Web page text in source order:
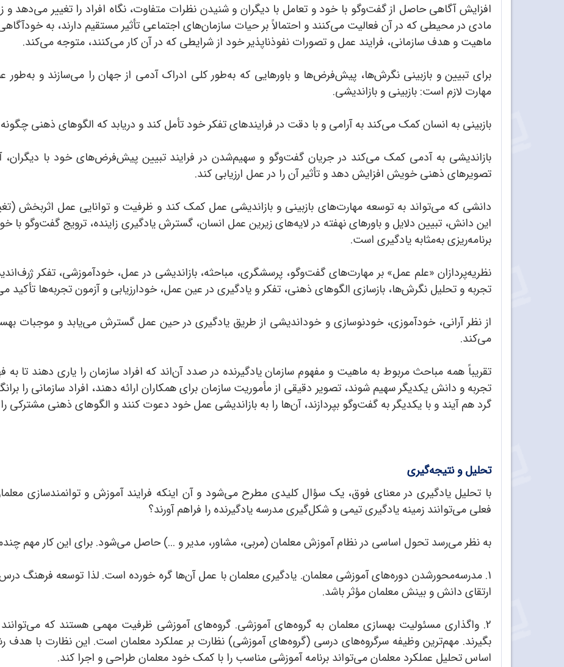
افزایش آگاهی حاصل از گفت‌وگو با خود و تعامل با دیگران و شنیدن نظرات متفاوت، نگاه افراد را تغییر می‌دهد و
مادی در محیطی که در آن فعالیت می‌کنند و احتمالاً بر حیات سازمان‌های اجتماعی تأثیر مستقیم دارند، به
ماهیت و هدف سازمانی، فرایند عمل و تصورات نفوذناپذیر خود از شرایطی که در آن کار می‌کنند، متوجه می‌‌کند.
برای تبیین و بازبینی نگرش‌ها، پیش‌فرض‌ها و باورهایی که به‌طور کلی ادراک آدمی از جهان را می‌سازند و به‌طور
مهارت لازم است: بازبینی و بازاندیشی.
بازبینی به انسان کمک می‌کند به آرامی و با دقت در فرایندهای تفکر خود تأمل کند و دریابد که الگوهای ذهنی
بازاندیشی به آدمی کمک می‌کند در جریان گفت‌وگو و سهیم‌شدن در فرایند تبیین پیش‌فرض‌های خود با
تصویرهای ذهنی خویش افزایش دهد و تأثیر آن را در عمل ارزیابی کند.
دانشی که می‌تواند به توسعه مهارت‌های بازبینی و بازاندیشی عمل کمک کند و ظرفیت و توانایی عمل اثربخش
این دانش، تبیین دلایل و باورهای نهفته در لایه‌های زیرین عمل انسان، گسترش یادگیری زاینده، ترویج گفت‌وگو با
برنامه‌ریزی به‌مثابه یادگیری است.
نظریه‌پردازان «علم عمل» بر مهارت‌های گفت‌وگو، پرسشگری، مباحثه، بازاندیشی در عمل، خودآموزشی، تفکر
تجربه و تحلیل نگرش‌ها، بازسازی الگوهای ذهنی، تفکر و یادگیری در عین عمل، خودارزیابی و آزمون تجربه‌ها تأکید
از نظر آرانی، خودآموزی، خودنوسازی و خوداندیشی از طریق یادگیری در حین عمل گسترش می‌یابد و موجبات
می‌‌کند.
تقریباً همه مباحث مربوط به ماهیت و مفهوم سازمان یادگیرنده در صدد آن‌اند که افراد سازمان را یاری دهند تا
تجربه و دانش یکدیگر سهیم شوند، تصویر دقیقی از مأموریت سازمان برای همکاران ارائه ‌دهند، افراد سازمانی را
گرد هم آیند و با یکدیگر به گفت‌وگو بپردازند، آن‌ها را به بازاندیشی عمل خود دعوت کنند و الگوهای ذهنی مشترکی
تحلیل و نتیجه‌گیری
با تحلیل یادگیری در معنای فوق، یک سؤال کلیدی مطرح می‌شود و آن اینکه فرایند آموزش و توانمندسازی
فعلی می‌توانند زمینه یادگیری تیمی و شکل‌گیری مدرسه یادگیرنده را فراهم آورند؟
به نظر می‌رسد تحول اساسی در نظام آموزش معلمان (مربی، مشاور، مدیر و ...) حاصل می‌شود. برای این کار مهم
1. مدرسه‌محورشدن دوره‌های آموزشی معلمان. یادگیری معلمان با عمل آن‌ها گره خورده است. لذا توسعه فرهنگ
ارتقای دانش و بینش معلمان مؤثر باشد.
2. واگذاری مسئولیت بهسازی معلمان به گروه‌های آموزشی. گروه‌های آموزشی ظرفیت مهمی هستند که می‌توانند
بگیرند. مهم‌ترین وظیفه سرگروه‌های درسی (گروه‌های آموزشی) نظارت بر عملکرد معلمان است. این نظارت با هدف
اساس تحلیل عملکرد معلمان می‌تواند برنامه آموزشی مناسب را با کمک خود معلمان طراحی و اجرا کند.